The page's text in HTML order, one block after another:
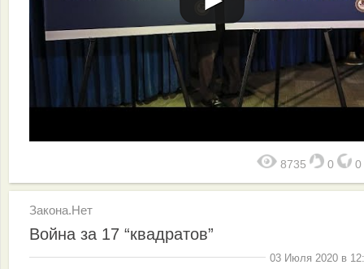
8735 0 0
Закона.Нет
Война за 17 “квадратов”
03 Июля 2020 в